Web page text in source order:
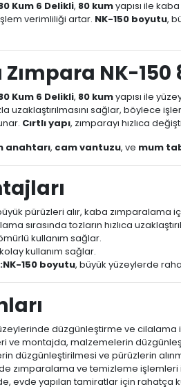
Kum 6 Delikli, 80 kumyapısı ile
verimliliği artar. NK-150 boyutu,
Zımpara NK-
Kum 6 Delikli, 80 kumyapısı ile
uzaklaştırılmasını sağlar, böylece
Cırtlı yapı, zımparayı hızlıca
anahtarı, cam vantuzu, ve mum
pürüzleri alır, kaba zımparalama
sırasında tozların hızlıca
kullanım sağlar.
kullanım sağlar.
NK-150 boyutu, büyük yüzeylerde
düzgünleştirme ve cilalama
ve montajda, malzemelerin
düzgünleştirilmesi ve pürüzlerin
zımparalama ve temizleme işlemleri
evde yapılan tamiratlar için rahatça